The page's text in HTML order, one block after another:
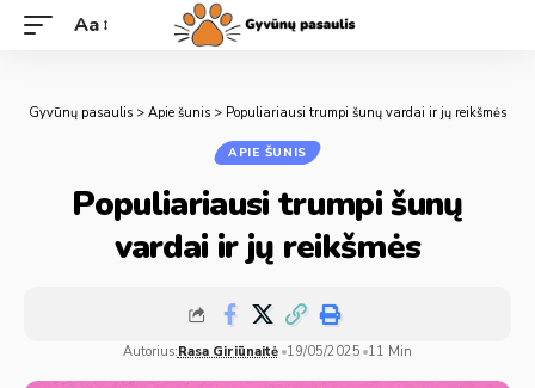
Aa
Gyvūnų pasaulis > Apie šunis > Populiariausi trumpi šunų vardai ir jų reikšmės
APIE ŠUNIS
Populiariausi trumpi šunų
vardai ir jų reikšmės
Autorius:Rasa Giriūnaitė 19/05/2025 11 Min